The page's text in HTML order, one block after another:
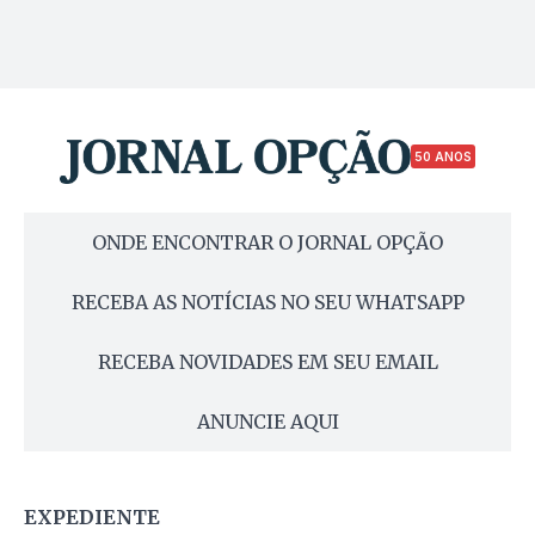
50 ANOS
ONDE ENCONTRAR O JORNAL OPÇÃO
RECEBA AS NOTÍCIAS NO SEU WHATSAPP
RECEBA NOVIDADES EM SEU EMAIL
ANUNCIE AQUI
EXPEDIENTE